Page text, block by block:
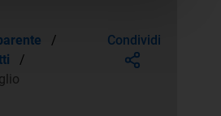
/
/
Condividi